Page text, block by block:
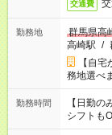
交通費
勤務地
群馬県高
高崎駅 /
【自
務地選べ
勤務時間
【日勤のみ】
シフト
「家族と